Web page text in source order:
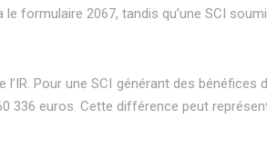
formulaire 2067, tandis qu’une SCI
Pour une SCI générant des bénéfices
336 euros. Cette différence peut